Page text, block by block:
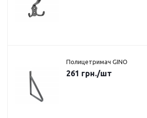
Полицетримач GINO
261 грн./шт